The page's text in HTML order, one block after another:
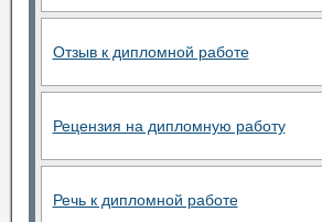
Отзыв к дипломной работе
Рецензия на дипломную работу
Речь к дипломной работе